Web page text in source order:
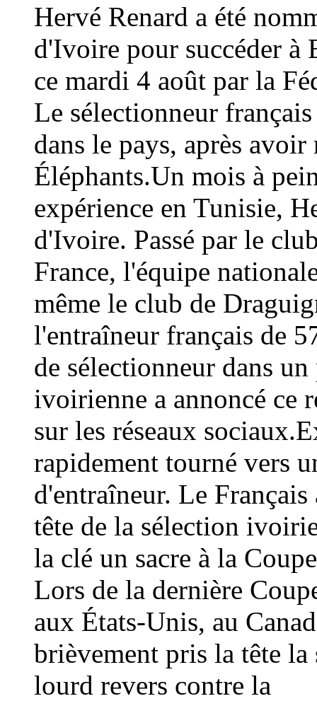
Hervé Renard a été
d'Ivoire pour succéder à
ce mardi 4 août par la
Le sélectionneur
dans le pays, après
Éléphants.Un mois à
expérience en Tunisie,
d'Ivoire. Passé par le
France, l'équipe
même le club de
l'entraîneur français de
de sélectionneur dans
ivoirienne a annoncé ce
sur les réseaux
rapidement tourné vers
d'entraîneur. Le
tête de la sélection
la clé un sacre à la
Lors de la dernière
aux États-Unis, au
brièvement pris la tête
lourd revers contre la